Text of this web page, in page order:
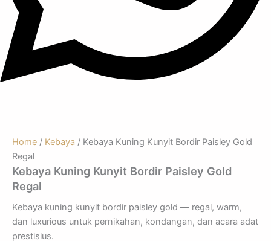
Home / Kebaya / Kebaya Kuning Kunyit Bordir Paisley Gold
Regal
Kebaya Kuning Kunyit Bordir Paisley Gold
Regal
Kebaya kuning kunyit bordir paisley gold — regal, warm,
dan luxurious untuk pernikahan, kondangan, dan acara adat
prestisius.